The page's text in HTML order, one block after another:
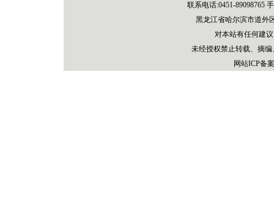
联系电话:0451-89098765
黑龙江省哈尔滨市道外
对本站有任何建
未经授权禁止转载、摘
网站ICP备